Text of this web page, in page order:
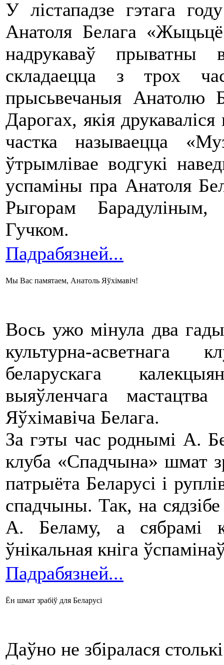
У лістападзе гэтага
Анатоля Белага
надрукаваў прыватны
складаецца з трох
прысьвечаныя
Дарогах, якія
частка называецца
ўтрымлівае водгукі
успаміны пра Анатоля
Рыгорам
Гучком.
Падрабязней...
Мы Вас памятаем, Анатоль Яўхімавіч!
Вось ужо мінула два гады
культурна-асветнага
беларускага
выяўленчага
Яўхімавіча Белага.
За гэты час роднымі А.
клуба «Спадчына» шмат
патрыёта Беларусі і
спадчыны. Так, на
А. Беламу, а сябрамі
ўнікальная кніга
Падрабязней...
Ён шмат зрабіў для Беларусі
Даўно не збіралася